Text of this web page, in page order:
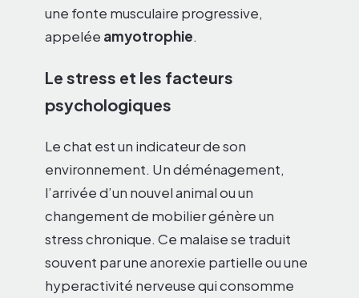
une fonte musculaire progressive,
appelée amyotrophie.
Le stress et les facteurs
psychologiques
Le chat est un indicateur de son
environnement. Un déménagement,
l’arrivée d’un nouvel animal ou un
changement de mobilier génère un
stress chronique. Ce malaise se traduit
souvent par une anorexie partielle ou une
hyperactivité nerveuse qui consomme